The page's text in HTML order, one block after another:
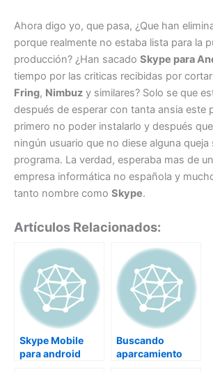
Ahora digo yo, que pasa, ¿Que han
porque realmente no estaba lista para la
producción? ¿Han sacado Skype para
tiempo por las criticas recibidas por
Fring, Nimbuz y similares? Solo se que
después de esperar con tanta ansia este
primero no poder instalarlo y después
ningún usuario que no diese alguna queja
programa. La verdad, esperaba mas de
empresa informática no española y
tanto nombre como Skype.
Artículos Relacionados:
Skype Mobile
para android
Buscando
aparcamiento